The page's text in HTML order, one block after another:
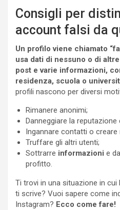
Consigli per
account falsi da
Un profilo viene chiamato
usa dati di nessuno o di
post e varie informazioni,
residenza, scuola o
profili nascono per diversi
Rimanere anonimi;
Danneggiare la
Ingannare contatti o
Truffare gli altri utenti;
Sottrarre informazioni e
profitto.
Ti trovi in una situazione in
ti scrive? Vuoi sapere come
Instagram? Ecco come fare!